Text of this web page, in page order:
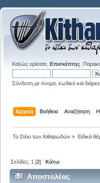
Καλώς ορίσατε, Επισκέπτης .
Σύνδεση με όνομα, κωδικό και
Αρχική Βοήθεια Αναζήτηση
Το Στέκι των Κιθαρωδών » Ειδικά
Σελίδες: 1 [2]Κάτω
Αποστολέας